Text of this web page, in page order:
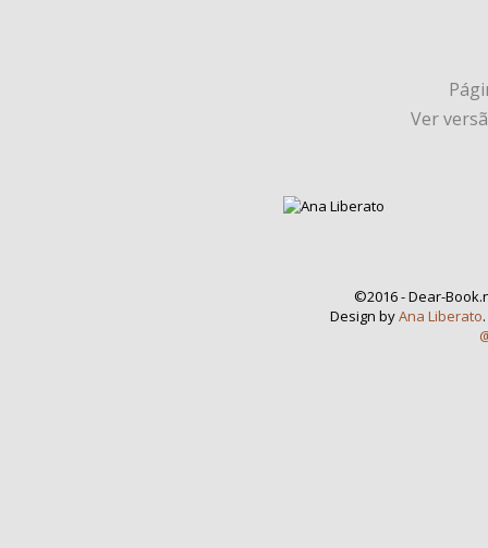
Ver
©2016 - Dear-
Design byAna Liberato